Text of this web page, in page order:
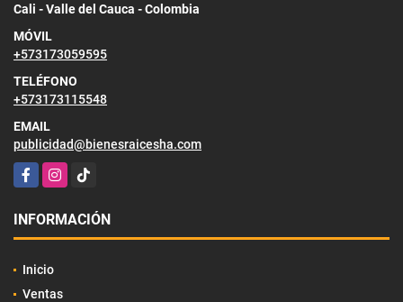
Cali - Valle del Cauca - Colombia
MÓVIL
+573173059595
TELÉFONO
+573173115548
EMAIL
publicidad@bienesraicesha.com
FacebookInstagram
TikTok
INFORMACIÓN
Inicio
Ventas